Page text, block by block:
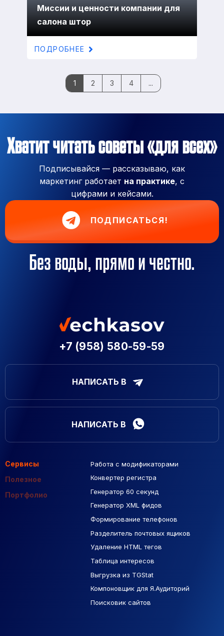
Миссии и ценности компании для
салона штор
ПОДРОБНЕЕ
1 2 3 4 ...
Хватит читать советы «для всех»
Подписывайся — рассказываю, как
маркетинг работает на практике, с
цифрами и кейсами.
ПОДПИСАТЬСЯ!
Без воды, прямо и честно.
+7 (958) 580-59-59
НАПИСАТЬ В
НАПИСАТЬ В
Сервисы
Полезное
Портфолио
Работа с модификаторами
Конвертер регистра
Генератор 60 секунд
Генератор XML фидов
Формирование телефонов
Разделитель почтовых ящиков
Удаление HTML тегов
Таблица интересов
Выгрузка из TGStat
Компоновщик для Я.Аудиторий
Поисковик сайтов
Подборка сайтов
Макеты Figma
База Яндекс Карты
РСЯ площадки
Созданные сайты
Контекстная реклама